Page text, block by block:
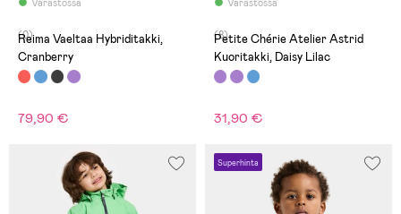
(0)
Reima Vaeltaa Hybriditakki,
Cranberry
79,90 €
(8)
Petite Chérie Atelier Astrid
Kuoritakki, Daisy Lilac
31,90 €
Superhinta